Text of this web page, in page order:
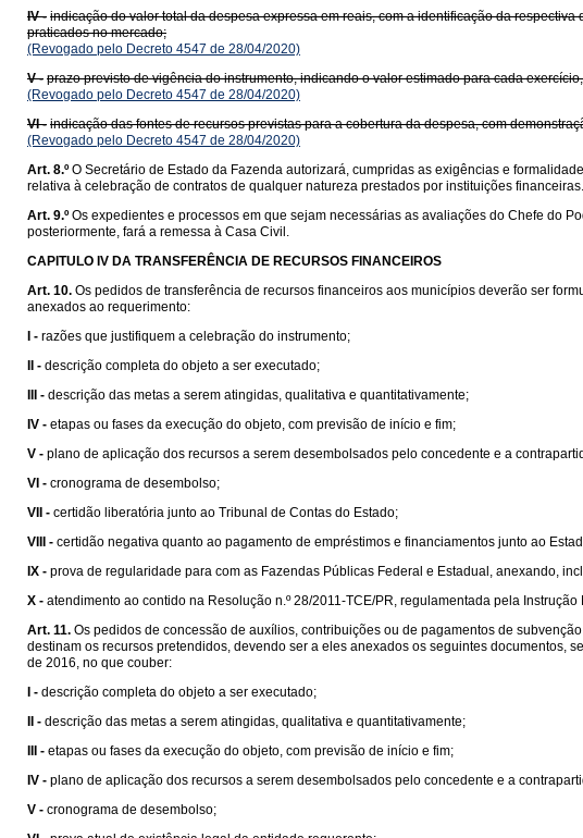
IV - indicação do valor total da despesa expressa em reais, com a identificação da
praticados no mercado;
(Revogado pelo Decreto 4547 de 28/04/2020)
V - prazo previsto de vigência do instrumento, indicando o valor estimado para cada
(Revogado pelo Decreto 4547 de 28/04/2020)
VI - indicação das fontes de recursos previstas para a cobertura da despesa, com
(Revogado pelo Decreto 4547 de 28/04/2020)
Art. 8.º O Secretário de Estado da Fazenda autorizará, cumpridas as exigências e
relativa à celebração de contratos de qualquer natureza prestados por instituições financeiras.
Art. 9.º Os expedientes e processos em que sejam necessárias as avaliações do Chefe do
posteriormente, fará a remessa à Casa Civil.
CAPITULO IV DA TRANSFERÊNCIA DE RECURSOS FINANCEIROS
Art. 10. Os pedidos de transferência de recursos financeiros aos municípios deverão ser
anexados ao requerimento:
I - razões que justifiquem a celebração do instrumento;
II - descrição completa do objeto a ser executado;
III - descrição das metas a serem atingidas, qualitativa e quantitativamente;
IV - etapas ou fases da execução do objeto, com previsão de início e fim;
V - plano de aplicação dos recursos a serem desembolsados pelo concedente e a
VI - cronograma de desembolso;
VII - certidão liberatória junto ao Tribunal de Contas do Estado;
VIII - certidão negativa quanto ao pagamento de empréstimos e financiamentos junto ao
IX - prova de regularidade para com as Fazendas Públicas Federal e Estadual, anexando,
X - atendimento ao contido na Resolução n.º 28/2011-TCE/PR, regulamentada pela Instrução
Art. 11. Os pedidos de concessão de auxílios, contribuições ou de pagamentos de
destinam os recursos pretendidos, devendo ser a eles anexados os seguintes documentos,
de 2016, no que couber:
I - descrição completa do objeto a ser executado;
II - descrição das metas a serem atingidas, qualitativa e quantitativamente;
III - etapas ou fases da execução do objeto, com previsão de início e fim;
IV - plano de aplicação dos recursos a serem desembolsados pelo concedente e a
V - cronograma de desembolso;